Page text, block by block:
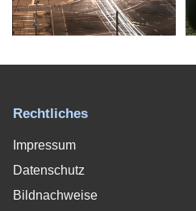
Rechtliches
Impressum
Datenschutz
Bildnachweise